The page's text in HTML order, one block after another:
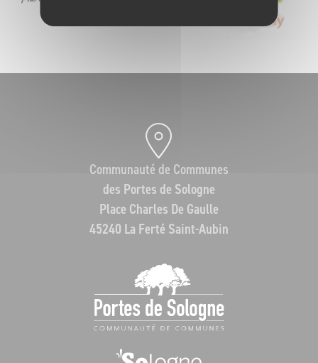
Communauté de Communes
des Portes de Sologne
Place Charles De Gaulle
45240 La Ferté Saint-Aubin